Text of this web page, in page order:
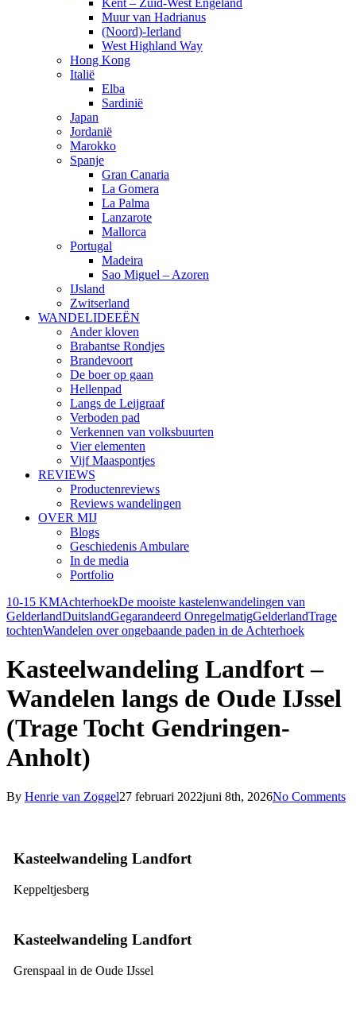
Kent – Zuid-West Engeland
Muur van Hadrianus
(Noord)-Ierland
West Highland Way
Hong Kong
Italië
Elba
Sardinië
Japan
Jordanië
Marokko
Spanje
Gran Canaria
La Gomera
La Palma
Lanzarote
Mallorca
Portugal
Madeira
Sao Miguel – Azoren
IJsland
Zwitserland
WANDELIDEEËN
Ander kloven
Brabantse Rondjes
Brandevoort
De boer op gaan
Hellenpad
Langs de Leijgraaf
Verboden pad
Verkennen van volksbuurten
Vier elementen
Vijf Maaspontjes
REVIEWS
Productenreviews
Reviews wandelingen
OVER MIJ
Blogs
Geschiedenis Ambulare
In de media
Portfolio
10-15 KMAchterhoekDe mooiste kastelenwandelingen van
GelderlandDuitslandGegarandeerd OnregelmatigGelderlandTrage
tochtenWandelen over ongebaande paden in de Achterhoek
Kasteelwandeling Landfort –
Wandelen langs de Oude IJssel
(Trage Tocht Gendringen-
Anholt)
By Henrie van Zoggel27 februari 2022juni 8th, 2026No Comments
Kasteelwandeling Landfort
Keppeltjesberg
Kasteelwandeling Landfort
Grenspaal in de Oude IJssel